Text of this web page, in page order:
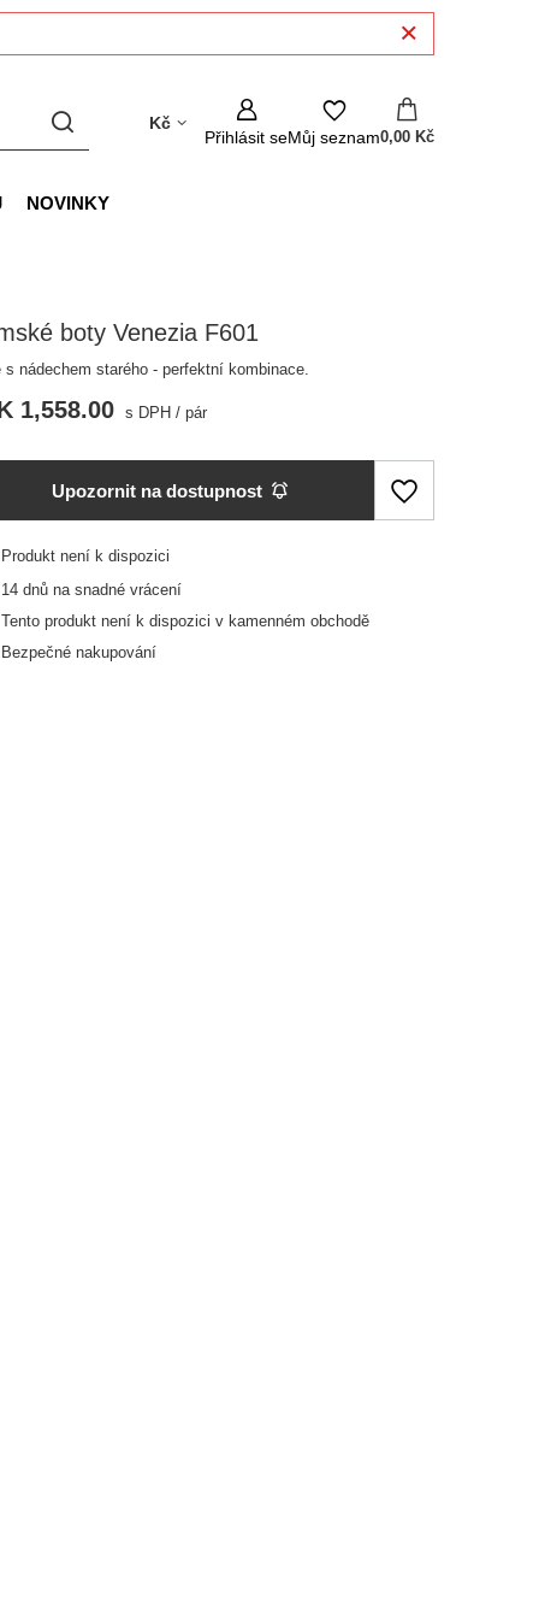
Kč
Přihlásit seMůj seznam0,00 Kč
NOVINKY
boty Venezia F601
s nádechem starého - perfektní kombinace.
1,558.00 s DPH /pár
Upozornit na dostupnost
Produkt není k dispozici
14 dnů na snadné vrácení
Tento produkt není k dispozici v kamenném obchodě
Bezpečné nakupování